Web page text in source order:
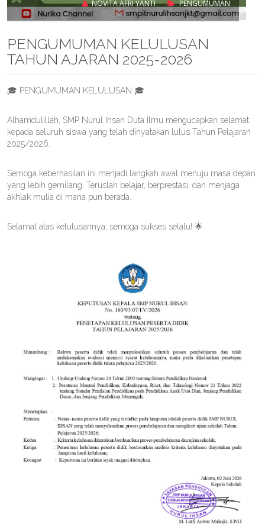
NOVITA AFRI YANTI PENGUMUMAN
PENGUMUMAN KELULUSAN
TAHUN AJARAN 2025-2026
🎓 PENGUMUMAN KELULUSAN 🎓
Alhamdulillah, SMP Nurul Ihsan Duta Ilmu mengucapkan selamat
kepada seluruh siswa yang telah dinyatakan lulus Tahun Pelajaran
2025/2026.
Semoga keberhasilan ini menjadi langkah awal menuju masa depan
yang lebih gemilang. Teruslah belajar, berprestasi, dan menjaga
akhlak mulia di mana pun berada.
Selamat atas kelulusannya, semoga sukses selalu! 🌟